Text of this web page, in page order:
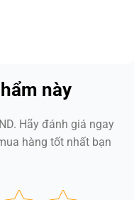
này
Hãy đánh giá ngay
hàng tốt nhất bạn